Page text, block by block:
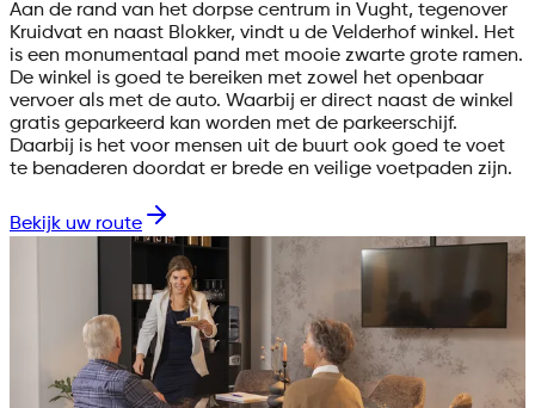
Aan de rand van het dorpse centrum in Vught, tegenover
Kruidvat en naast Blokker, vindt u de Velderhof winkel. Het
is een monumentaal pand met mooie zwarte grote ramen.
De winkel is goed te bereiken met zowel het openbaar
vervoer als met de auto. Waarbij er direct naast de winkel
gratis geparkeerd kan worden met de parkeerschijf.
Daarbij is het voor mensen uit de buurt ook goed te voet
te benaderen doordat er brede en veilige voetpaden zijn.
Bekijk uw route